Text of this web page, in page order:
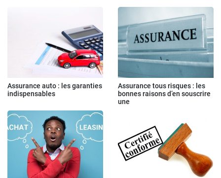
Assurance auto : les garanties
indispensables
Assurance tous risques : les
bonnes raisons d’en souscrire
une